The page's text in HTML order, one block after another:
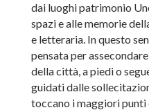
dai luoghi patrimonio
spazi e alle memorie
e letteraria. In questo
pensata per
della città, a piedi o
guidati dalle
toccano i maggiori punti